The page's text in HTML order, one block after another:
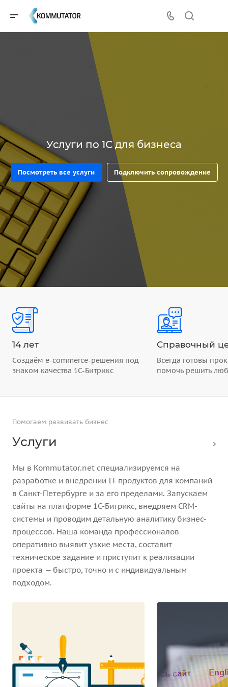
Услуги по 1С для бизнеса
Посмотреть все услуги Подключить сопровождение
14 лет
Создаём e-commerce-решения под
знаком качества 1С-Битрикс
Справочный
Всегда готовы
помочь решить
Помогаем развивать бизнес
Услуги
Мы в Kommutator.net специализируемся на
разработке и внедрении IT-продуктов для компаний
в Санкт-Петербурге и за его пределами. Запускаем
сайты на платформе 1С-Битрикс, внедряем CRM-
системы и проводим детальную аналитику бизнес-
процессов. Наша команда профессионалов
оперативно выявит узкие места, составит
техническое задание и приступит к реализации
проекта — быстро, точно и с индивидуальным
подходом.